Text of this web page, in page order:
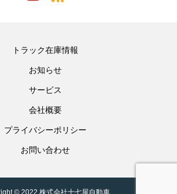
トラック在庫情報
お知らせ
サービス
会社概要
プライバシーポリシー
お問い合わせ